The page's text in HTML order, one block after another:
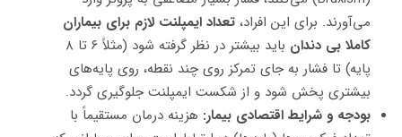
می‌آورند. برای این افراد، تعداد ایمپلنت لازم برای بیماران
کاملا بی دندان
باید بیشتر در نظر گرفته شود (مثلاً ۶ تا ۸
پایه) تا فشار به جای تمرکز روی چند نقطه، روی پایه‌های
بیشتری پخش شود و از شکست ایمپلنت جلوگیری گردد.
بودجه و شرایط اقتصادی بیمار: هزینه درمان مستقیماً با